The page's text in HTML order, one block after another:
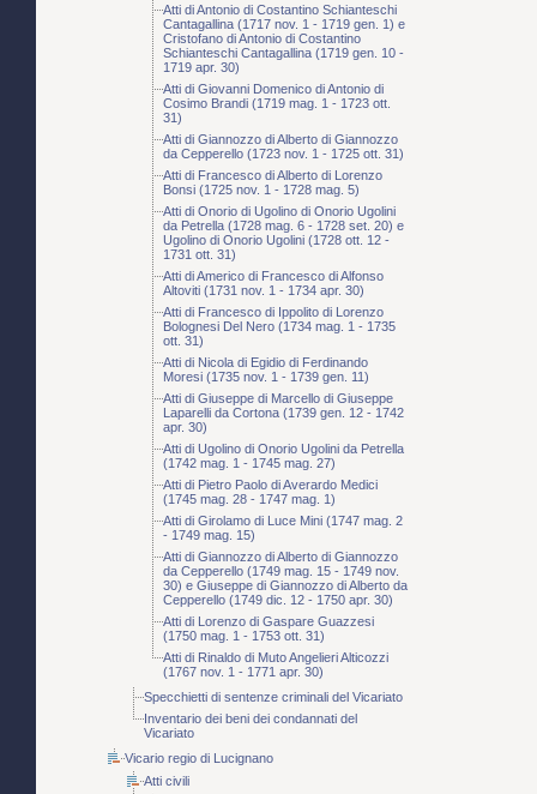
Atti di Antonio di Costantino Schianteschi
Cantagallina (1717 nov. 1 - 1719 gen. 1) e
Cristofano di Antonio di Costantino
Schianteschi Cantagallina (1719 gen. 10 -
1719 apr. 30)
Atti di Giovanni Domenico di Antonio di
Cosimo Brandi (1719 mag. 1 - 1723 ott.
31)
Atti di Giannozzo di Alberto di Giannozzo
da Cepperello (1723 nov. 1 - 1725 ott. 31)
Atti di Francesco di Alberto di Lorenzo
Bonsi (1725 nov. 1 - 1728 mag. 5)
Atti di Onorio di Ugolino di Onorio Ugolini
da Petrella (1728 mag. 6 - 1728 set. 20) e
Ugolino di Onorio Ugolini (1728 ott. 12 -
1731 ott. 31)
Atti di Americo di Francesco di Alfonso
Altoviti (1731 nov. 1 - 1734 apr. 30)
Atti di Francesco di Ippolito di Lorenzo
Bolognesi Del Nero (1734 mag. 1 - 1735
ott. 31)
Atti di Nicola di Egidio di Ferdinando
Moresi (1735 nov. 1 - 1739 gen. 11)
Atti di Giuseppe di Marcello di Giuseppe
Laparelli da Cortona (1739 gen. 12 - 1742
apr. 30)
Atti di Ugolino di Onorio Ugolini da Petrella
(1742 mag. 1 - 1745 mag. 27)
Atti di Pietro Paolo di Averardo Medici
(1745 mag. 28 - 1747 mag. 1)
Atti di Girolamo di Luce Mini (1747 mag. 2
- 1749 mag. 15)
Atti di Giannozzo di Alberto di Giannozzo
da Cepperello (1749 mag. 15 - 1749 nov.
30) e Giuseppe di Giannozzo di Alberto da
Cepperello (1749 dic. 12 - 1750 apr. 30)
Atti di Lorenzo di Gaspare Guazzesi
(1750 mag. 1 - 1753 ott. 31)
Atti di Rinaldo di Muto Angelieri Alticozzi
(1767 nov. 1 - 1771 apr. 30)
Specchietti di sentenze criminali del Vicariato
Inventario dei beni dei condannati del
Vicariato
Vicario regio di Lucignano
Atti civili